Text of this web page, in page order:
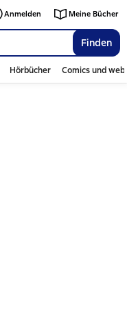
Finden
Anmelden Meine Bücher
Hörbücher Comics und